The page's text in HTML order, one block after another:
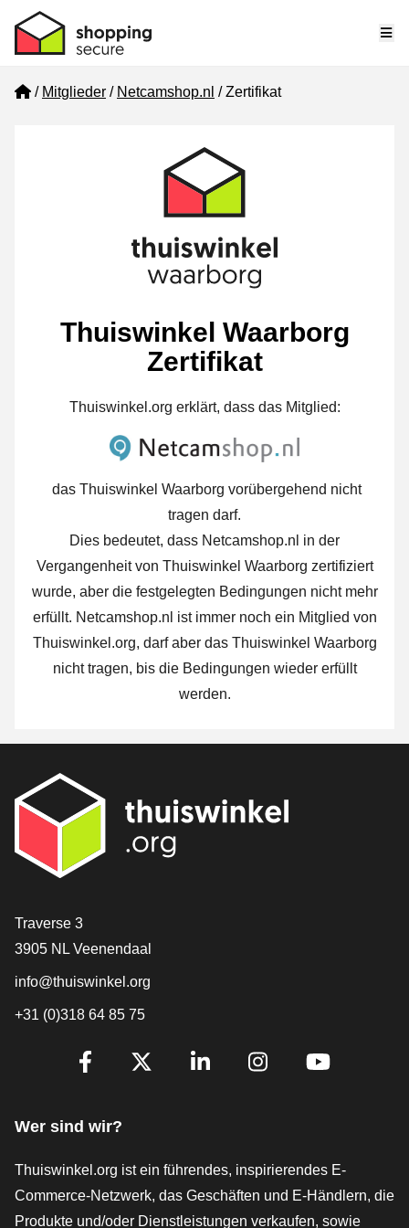
Home
Mitglieder Netcamshop.nl Zertifikat
Thuiswinkel Waarborg
Zertifikat
Thuiswinkel.org erklärt, dass das Mitglied:
das Thuiswinkel Waarborg vorübergehend nicht
tragen darf.
Dies bedeutet, dass Netcamshop.nl in der
Vergangenheit von Thuiswinkel Waarborg zertifiziert
wurde, aber die festgelegten Bedingungen nicht mehr
erfüllt. Netcamshop.nl ist immer noch ein Mitglied von
Thuiswinkel.org, darf aber das Thuiswinkel Waarborg
nicht tragen, bis die Bedingungen wieder erfüllt
werden.
[_General:Contact]
Traverse 3
3905 NL Veenendaal
info@thuiswinkel.org
+31 (0)318 64 85 75
[_General:SocialMediaTitle]
Wer sind wir?
Thuiswinkel.org ist ein führendes, inspirierendes E-
Commerce-Netzwerk, das Geschäften und E-Händlern, die
Produkte und/oder Dienstleistungen verkaufen, sowie